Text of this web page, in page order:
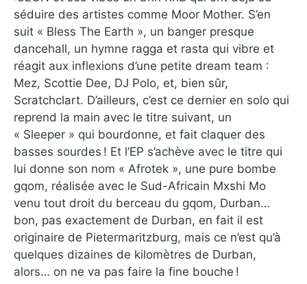
séduire des artistes comme Moor Mother. S’en
suit « Bless The Earth », un banger presque
dancehall, un hymne ragga et rasta qui vibre et
réagit aux inflexions d’une petite dream team :
Mez, Scottie Dee, DJ Polo, et, bien sûr,
Scratchclart. D’ailleurs, c’est ce dernier en solo qui
reprend la main avec le titre suivant, un
« Sleeper » qui bourdonne, et fait claquer des
basses sourdes ! Et l’EP s’achève avec le titre qui
lui donne son nom « Afrotek », une pure bombe
gqom, réalisée avec le Sud-Africain Mxshi Mo
venu tout droit du berceau du gqom, Durban…
bon, pas exactement de Durban, en fait il est
originaire de Pietermaritzburg, mais ce n’est qu’à
quelques dizaines de kilomètres de Durban,
alors… on ne va pas faire la fine bouche !